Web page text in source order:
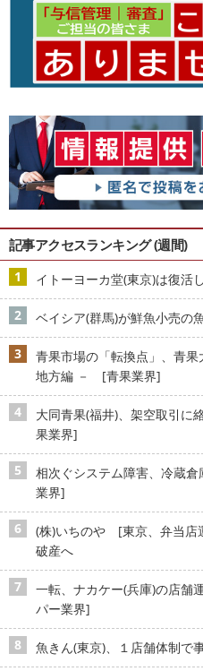
記事アクセスランキング (週間)
イトーヨーカ堂(東京)は復
ベイシア(群馬)が鮮魚小売
青果市場の「転換点」、青
地方編 － [青果業界]
大同青果(福井)、架空取引
果業界]
相次ぐシステム障害、冷蔵
業界]
(株)いちのや [東京、弁当店
破産へ
一転、ナカケー(兵庫)の店
パー業界]
魚きん(東京)、１店舗体制